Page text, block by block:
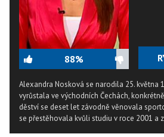
88%
Alexandra Nosková se narodila 25. května
vyrůstala ve východních Čechách,
děství se deset let závodně věnovala
se přestěhovala kvůli studiu v roce 2001 a